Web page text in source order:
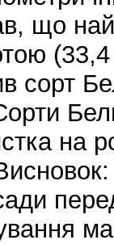
що
сорт
на